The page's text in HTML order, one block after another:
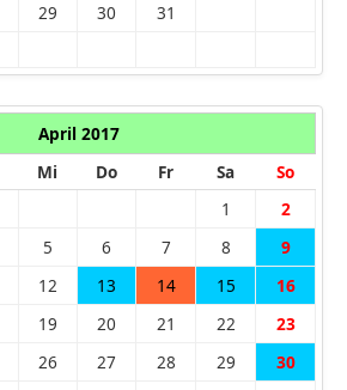
29 30 31
April 2017
Mi Do Fr Sa So
1 2
5 6 7 8 9
12 13 14 15 16
19 20 21 22 23
26 27 28 29 30